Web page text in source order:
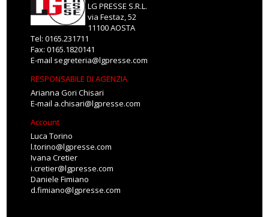
LG PRESSE S.R.L.
via Festaz, 52
11100 AOSTA
Tel: 0165.231711
Fax: 0165.1820141
E-mail segreteria@lgpresse.com
RESPONSABILE DI AGENZIA
Arianna Gori Chisari
E-mail a.chisari@lgpresse.com
Account
Luca Torino
l.torino@lgpresse.com
Ivana Cretier
i.cretier@lgpresse.com
Daniele Fimiano
d.fimiano@lgpresse.com